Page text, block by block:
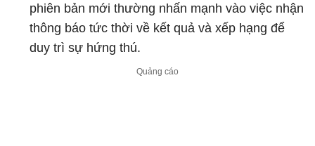
phiên bản mới thường nhấn mạnh vào việc nhận
thông báo tức thời về kết quả và xếp hạng để
duy trì sự hứng thú.